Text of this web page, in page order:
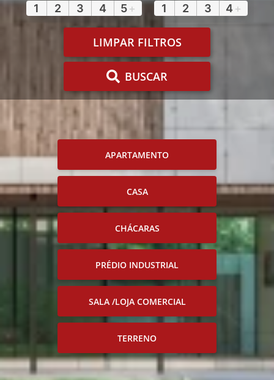
1 2 3 4 5+ 1 2 3 4 +
LIMPAR FILTROS
BUSCAR
APARTAMENTO
CASA
CHÁCARAS
PRÉDIO INDUSTRIAL
SALA /LOJA COMERCIAL
TERRENO